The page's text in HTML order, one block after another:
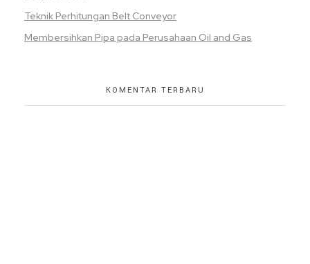
Teknik Perhitungan Belt Conveyor
Membersihkan Pipa pada Perusahaan Oil and Gas
KOMENTAR TERBARU